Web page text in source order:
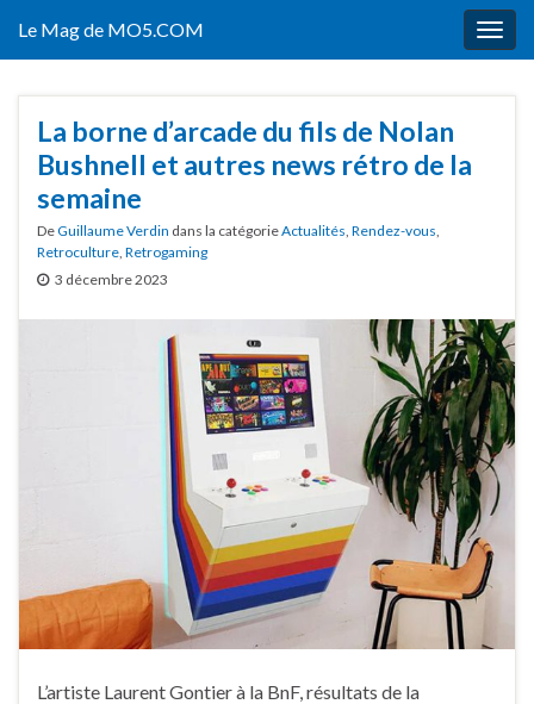
Le Mag de MO5.COM
La borne d’arcade du fils de Nolan
Bushnell et autres news rétro de la
semaine
DeGuillaume Verdin dans la catégorieActualités, Rendez-vous,
Retroculture, Retrogaming
3 décembre 2023
L’artiste Laurent Gontier à la BnF, résultats de la